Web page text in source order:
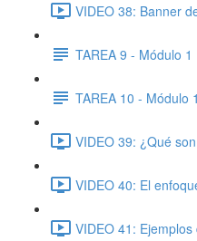
VIDEO 38: Banner
TAREA 9 - Módulo 1
TAREA 10 - Módulo 1
VIDEO 39: ¿Qué
VIDEO 40: El
VIDEO 41: